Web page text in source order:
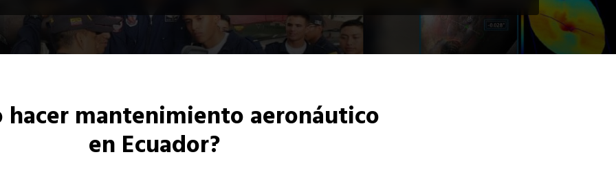
hacer mantenimiento aeronáutico
en Ecuador?